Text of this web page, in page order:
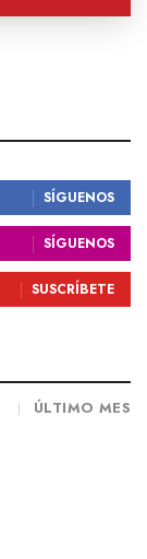
SÍGUENOS
SÍGUENOS
SUSCRÍBETE
ÚLTIMO MES